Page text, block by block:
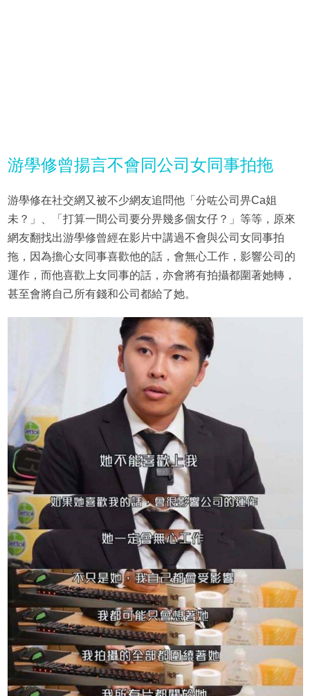
游學修曾揚言不會同公司女同事拍拖
游學修在社交網又被不少網友追問他「分咗公司畀Ca姐
未？」、「打算一間公司要分畀幾多個女仔？」等等，原來
網友翻找出游學修曾經在影片中講過不會與公司女同事拍
拖，因為擔心女同事喜歡他的話，會無心工作，影響公司的
運作，而他喜歡上女同事的話，亦會將有拍攝都圍著她轉，
甚至會將自己所有錢和公司都給了她。